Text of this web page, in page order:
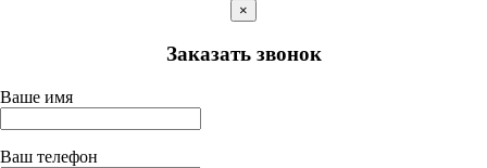
×
Заказать звонок
Ваше имя
Ваш телефон